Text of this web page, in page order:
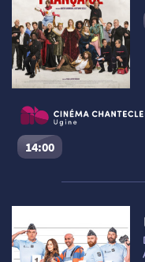
HORAIRES
LA PROG QUI OSE
STAGES VIDÉO
LES ATELIERS EN CLASSE
PARTENAIRES
LE DORON
14:00
Cinéma Le Chantecler –